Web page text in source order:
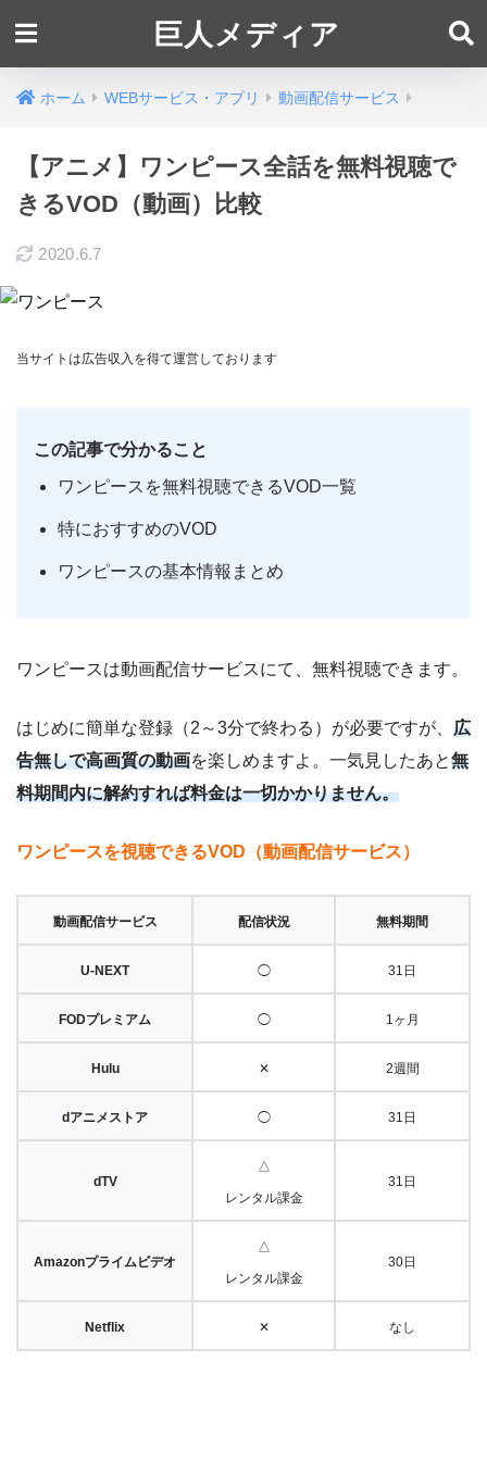
巨人メディア
ホーム WEBサービス・アプリ 動画配信サービス
【アニメ】ワンピース全話を無料視聴で
きるVOD（動画）比較
2020.6.7
当サイトは広告収入を得て運営しております
この記事で分かること
ワンピースを無料視聴できるVOD一覧
特におすすめのVOD
ワンピースの基本情報まとめ
ワンピースは動画配信サービスにて、無料視聴できます。
はじめに簡単な登録（2～3分で終わる）が必要ですが、 広
告無しで高画質の動画を楽しめますよ。一気見したあと無
料期間内に解約すれば料金は一切かかりません。
ワンピースを視聴できるVOD（動画配信サービス）
動画配信サービス 配信状況 無料期間
U-NEXT ◯ 31日
FODプレミアム ◯ 1ヶ月
Hulu ✕ 2週間
dアニメストア ◯ 31日
dTV
△
レンタル課金
31日
Amazonプライムビデオ
△
レンタル課金
30日
Netflix ✕ なし